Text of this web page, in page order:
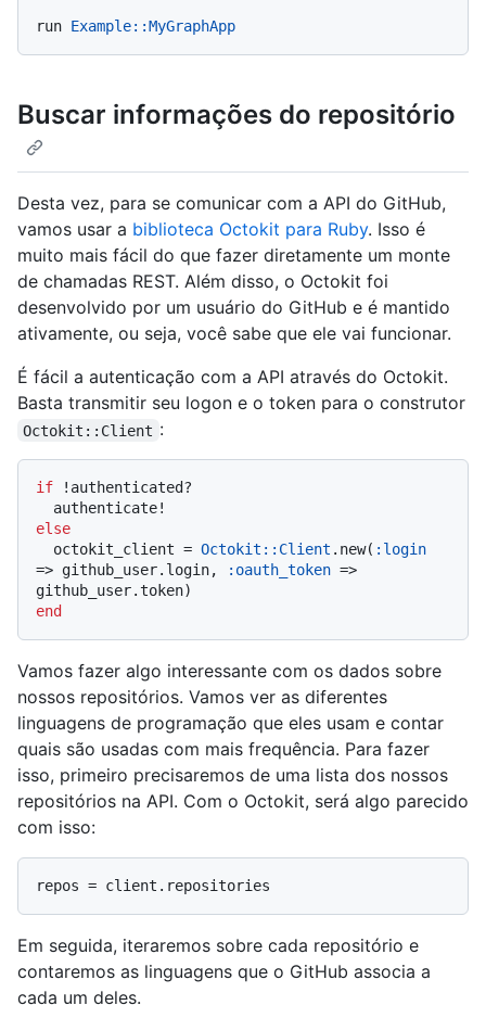
run Example: :MyGraphApp
Buscar informações do repositório
Desta vez, para se comunicar com a API do GitHub,
vamos usar a biblioteca Octokit para Ruby. Isso é
muito mais fácil do que fazer diretamente um monte
de chamadas REST. Além disso, o Octokit foi
desenvolvido por um usuário do GitHub e é mantido
ativamente, ou seja, você sabe que ele vai funcionar.
É fácil a autenticação com a API através do Octokit.
Basta transmitir seu logon e o token para o construtor
Octokit::Client :
if !authenticated?
else
  octokit_client =
Octokit::Client .new( :login
=> github_user.login,
:oauth_token =>
end
Vamos fazer algo interessante com os dados sobre
nossos repositórios. Vamos ver as diferentes
linguagens de programação que eles usam e contar
quais são usadas com mais frequência. Para fazer
isso, primeiro precisaremos de uma lista dos nossos
repositórios na API. Com o Octokit, será algo parecido
com isso:
Em seguida, iteraremos sobre cada repositório e
contaremos as linguagens que o GitHub associa a
cada um deles.